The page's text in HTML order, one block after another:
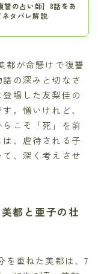
讐の占い師】8話をあ
ネタバレ解説
都が命懸けで復讐
の深みと切なさ
場した友梨佳の
。憎いけれど、
こそ「死」を前
、虐待される子
、深く考えさせ
都と亜子の壮
を重ねた美都は、7